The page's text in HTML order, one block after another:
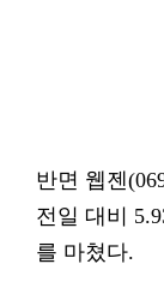
반면 웹젠
전일 대비
를 마쳤다.